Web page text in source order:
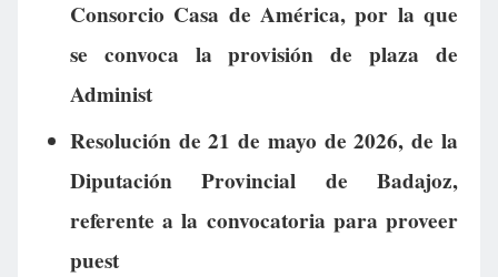
Consorcio Casa de América, por la que
se convoca la provisión de plaza de
Administ
Resolución de 21 de mayo de 2026, de la
Diputación Provincial de Badajoz,
referente a la convocatoria para proveer
puest